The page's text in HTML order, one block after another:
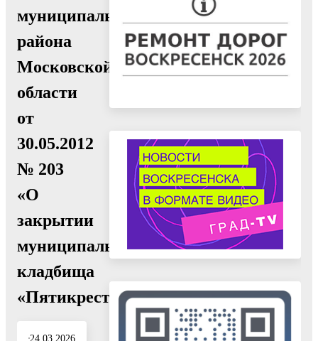
муниципального
района
Московской
области
от
30.05.2012
№ 203
«О
закрытии
муниципального
кладбища
«Пятикрестовское»"
24.03.2026